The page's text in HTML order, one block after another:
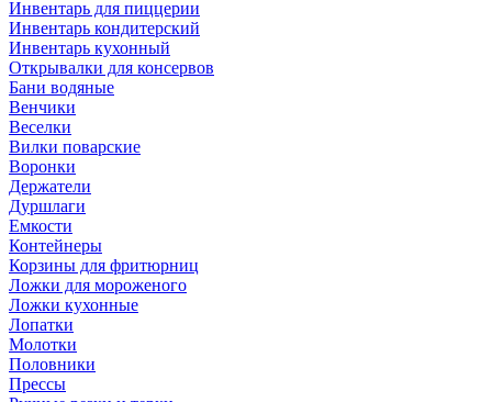
Инвентарь для пиццерии
Инвентарь кондитерский
Инвентарь кухонный
Открывалки для консервов
Бани водяные
Венчики
Веселки
Вилки поварские
Воронки
Держатели
Дуршлаги
Емкости
Контейнеры
Корзины для фритюрниц
Ложки для мороженого
Ложки кухонные
Лопатки
Молотки
Половники
Прессы